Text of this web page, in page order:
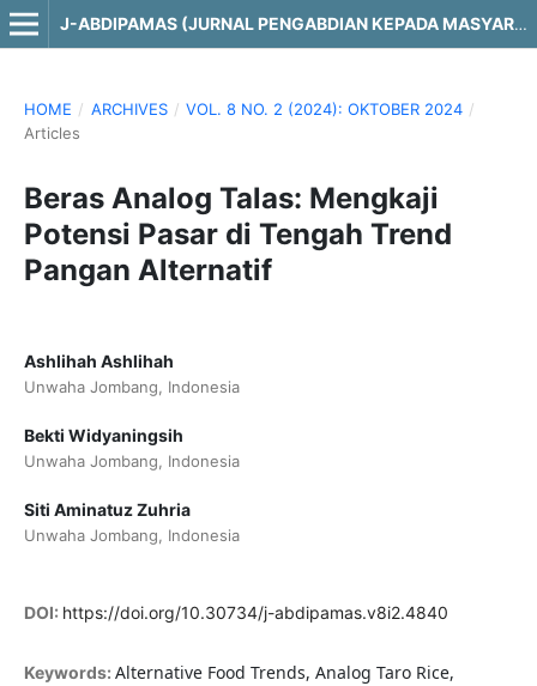
J-ABDIPAMAS (JURNAL PENGABDIAN KEPADA MASYARAKAT)
HOME / ARCHIVES / VOL. 8 NO. 2 (2024): OKTOBER 2024 /
Articles
Beras Analog Talas: Mengkaji
Potensi Pasar di Tengah Trend
Pangan Alternatif
Ashlihah Ashlihah
Unwaha Jombang, Indonesia
Bekti Widyaningsih
Unwaha Jombang, Indonesia
Siti Aminatuz Zuhria
Unwaha Jombang, Indonesia
DOI: https://doi.org/10.30734/j-abdipamas.v8i2.4840
Keywords: Alternative Food Trends, Analog Taro Rice,